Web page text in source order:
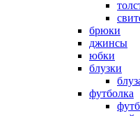
брюки
джинсы
юбки
блузки
футболка